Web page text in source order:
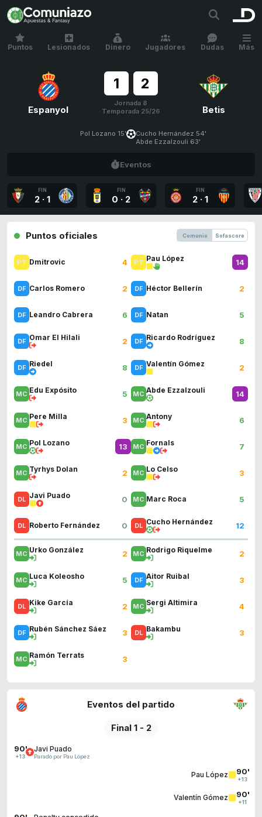
Puntos Lesionados Dinero Jugadores Dudas Más
Espanyol
1 2
Jornada 8
Temporada 25/26
Betis
Pol Lozano 15'
Cucho Hernández 54'
Abde Ezzalzouli 63'
Eventos
FIN
2 · 1
FIN
0 · 2
FIN
2 · 1
Puntos oficiales Comunio Sofascore
Dmitrovic 4
Carlos Romero 2
Leandro Cabrera 6
Omar El Hilali 2
Riedel 8
Edu Expósito 5
Pere Milla 3
Pol Lozano 13
Tyrhys Dolan 2
Javi Puado 0
Roberto Fernández 0
Urko González 2
Luca Koleosho 5
Kike García 2
Rubén Sánchez Sáez 3
Ramón Terrats 3
Pau López 14
Héctor Bellerín 2
Natan 5
Ricardo Rodríguez 8
Valentín Gómez 2
Abde Ezzalzouli 14
Antony 6
Fornals 7
Lo Celso 3
Marc Roca 5
Cucho Hernández 12
Rodrigo Riquelme 2
Aitor Ruibal 3
Sergi Altimira 4
Bakambu 3
Eventos del partido
Final 1 - 2
90'
+13
Javi Puado
Parado por Pau López
90'
+13
Pau López
90'
+11
Valentín Gómez